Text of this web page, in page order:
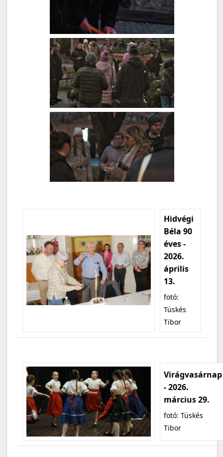
Hidvégi
Béla 90
éves -
2026.
április
13.
fotó:
Tüskés
Tibor
Virágvasárnap
- 2026.
március 29.
fotó: Tüskés
Tibor